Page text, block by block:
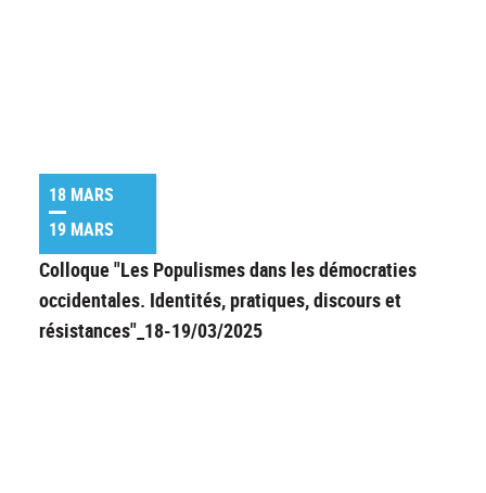
18 MARS
19 MARS
Colloque "Les Populismes dans les démocraties
occidentales. Identités, pratiques, discours et
résistances"_18-19/03/2025